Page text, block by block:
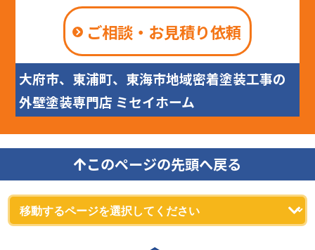
ご相談・お見積り依頼
大府市、東浦町、東海市地域密着塗装工事の
外壁塗装専門店 ミセイホーム
このページの先頭へ戻る